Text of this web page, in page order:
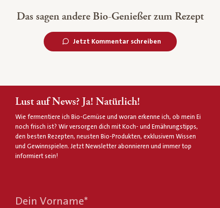
Das sagen andere Bio-Genießer zum Rezept
Jetzt Kommentar schreiben
Lust auf News? Ja! Natürlich!
Wie fermentiere ich Bio-Gemüse und woran erkenne ich, ob mein Ei
noch frisch ist? Wir versorgen dich mit Koch- und Ernährungstipps,
den besten Rezepten, neusten Bio-Produkten, exklusivem Wissen
und Gewinnspielen. Jetzt Newsletter abonnieren und immer top
informiert sein!
Dein Vorname*